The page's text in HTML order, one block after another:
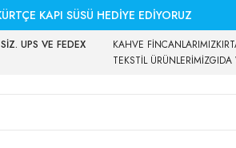
KAPI SÜSÜ HEDİYE EDİYORUZ
UPS VE FEDEX
KAHVE FİNCANLARIMIZ
TEKSTİL ÜRÜNLERİMİZGIDA